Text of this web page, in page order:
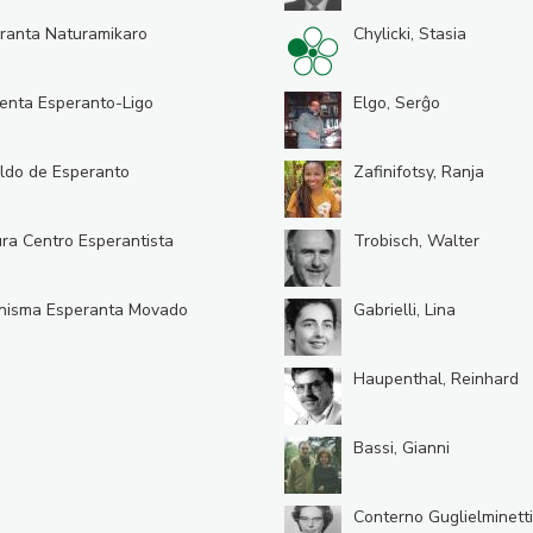
Naturamikaro
Esperanto-Ligo
de Esperanto
Centro Esperantista
Esperanta Movado
Chylicki, Stasia
Elgo, Serĝo
Zafinifotsy, Ranja
Trobisch, Walter
Gabrielli, Lina
Haupenthal, Reinhard
Bassi, Gianni
Conterno